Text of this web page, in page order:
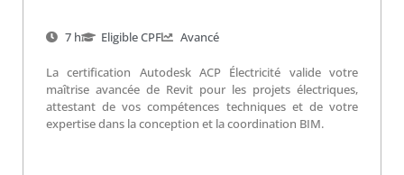
7 h Eligible CPF Avancé
La certification Autodesk ACP Électricité valide votre
maîtrise avancée de Revit pour les projets électriques,
attestant de vos compétences techniques et de votre
expertise dans la conception et la coordination BIM.